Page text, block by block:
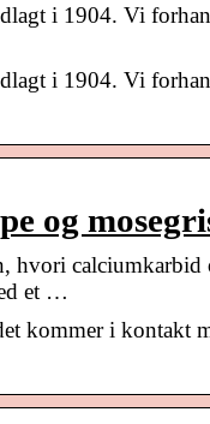
i 1904. Vi
i 1904. Vi
og
calciumkarbid
et …
kommer i kontakt